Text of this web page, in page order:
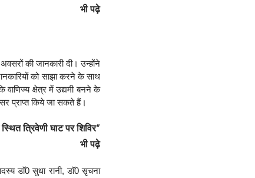
भी पढ़े
की जानकारी दी। उन्होंने
को साझा करने के साथ
वाणिज्य क्षेत्र में उद्यमी बनने के
प्राप्त किये जा सकते हैं।
त्रिवेणी घाट पर शिविर”
भी पढ़े
डाॅ0 सुधा रानी, डाॅ0 सृचना